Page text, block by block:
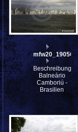
mfw20_190567
Beschreibung:
Balneário
Camboriú -
Brasilien